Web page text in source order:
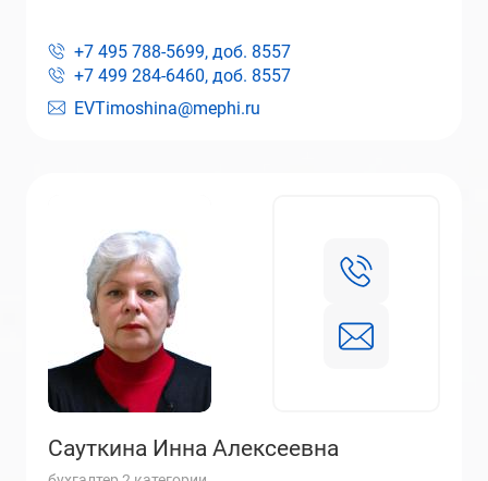
EVTimoshina@mephi.ru
+7 495 788-5699, доб. 8557
+7 499 284-6460, доб. 8557
Сауткина Инна Алексеевна